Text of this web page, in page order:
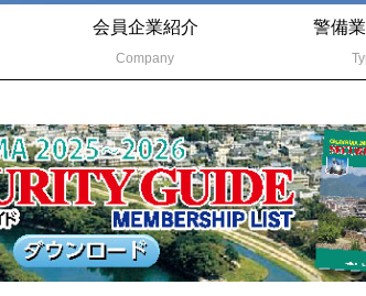
会員企業紹介
Company
警備